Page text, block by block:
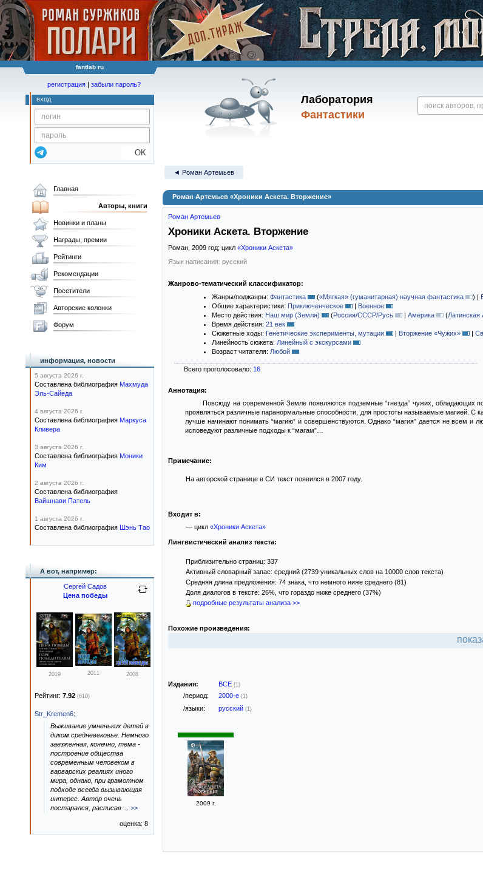
fantlab ru
Лаборатория
Фантастики
регистрация | забыли пароль?
вход
OK
◄ Роман Артемьев
Роман Артемьев «Хроники Аскета. Вторжение»
Роман Артемьев
Хроники Аскета. Вторжение
Роман, 2009 год; цикл «Хроники Аскета»
Язык написания: русский
Жанрово-тематический классификатор:
Жанры/поджанры: Фантастика («Мягкая» (гуманитарная) научная фантастика ) |
Общие характеристики: Приключенческое | Военное
Место действия: Наш мир (Земля) (Россия/СССР/Русь | Америка (Латинская
Время действия: 21 век
Сюжетные ходы: Генетические эксперименты, мутации | Вторжение «Чужих» |
Линейность сюжета: Линейный с экскурсами
Возраст читателя: Любой
Всего проголосовало: 16
Аннотация:
Повсюду на современной Земле появляются подземные “гнезда” чужих,
проявляться различные паранормальные способности, для простоты называемые магией.
лучше начинают понимать “магию” и совершенствуются. Однако “магия” дается не всем и
исповедуют различные подходы к “магам”…
Примечание:
На авторской странице в СИ текст появился в 2007 году.
Входит в:
— цикл «Хроники Аскета»
Лингвистический анализ текста:
Приблизительно страниц: 337
Активный словарный запас: средний (2739 уникальных слов на 10000 слов текста)
Средняя длина предложения: 74 знака, что немного ниже среднего (81)
Доля диалогов в тексте: 26%, что гораздо ниже среднего (37%)
подробные результаты анализа >>
Похожие произведения:
Издания: ВСЕ (1)
/период: 2000-е (1)
/языки: русский (1)
2009 г.
Главная
Авторы, книги
Новинки и планы
Награды, премии
Рейтинги
Рекомендации
Посетители
Авторские колонки
Форум
информация, новости
5 августа 2026 г.
Составлена библиография Махмуда
Эль-Сайеда
4 августа 2026 г.
Составлена библиография Маркуса
Кливера
3 августа 2026 г.
Составлена библиография Моники
Ким
2 августа 2026 г.
Составлена библиография
Вайшнави Патель
1 августа 2026 г.
Составлена библиография Шэнь Тао
А вот, например:
Сергей Садов
Цена победы
2019 2011 2008
Рейтинг: 7.92 (610)
Str_Kremen6:
Выживание умненьких детей в
диком средневековье. Немного
заезженная, конечно, тема -
построение общества
современным человеком в
варварских реалиях иного
мира, однако, при грамотном
подходе всегда вызывающая
интерес. Автор очень
постарался, расписав
>>
оценка: 8